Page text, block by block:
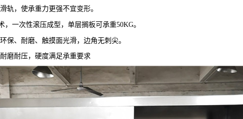
轨，使承重力更强不宜变形。
，一次性滚压成型，单层搁板可承重50KG。
保、耐磨、触摸面光滑，边角无刺尖。
磨耐压，硬度满足承重要求